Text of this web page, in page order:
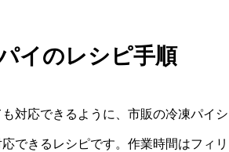
イのレシピ手順
対応できるように、市販の冷凍パイシ
できるレシピです。作業時間はフィリ